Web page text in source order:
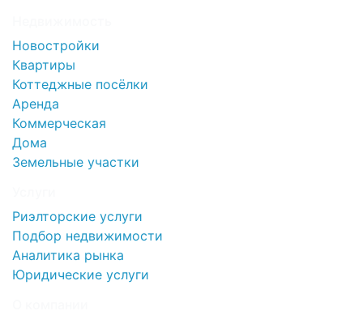
Новостройки
Квартиры
Коттеджные посёлки
Аренда
Коммерческая
Дома
Земельные участки
Риэлторские услуги
Подбор недвижимости
Аналитика рынка
Юридические услуги